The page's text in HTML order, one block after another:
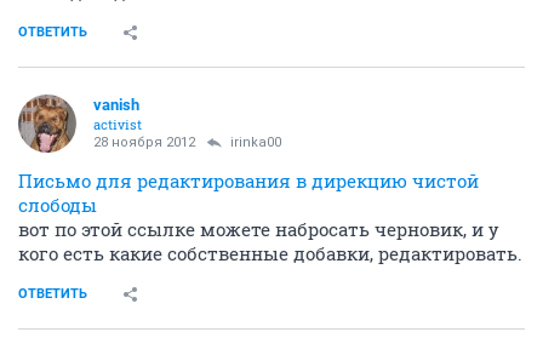
ОТВЕТИТЬ
vanish
activist
28 ноября 2012 irinka00
Письмо для редактирования в дирекцию чистой
слободы
вот по этой ссылке можете набросать черновик, и у
кого есть какие собственные добавки, редактировать.
ОТВЕТИТЬ